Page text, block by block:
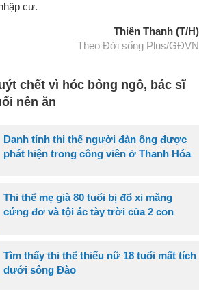
cư.
Thiên Thanh (T/H)
Theo Đời sống Plus/GĐVN
chết vì hóc bỏng ngô, bác sĩ
nên ăn
Danh tính thi thể người đàn ông được
phát hiện trong công viên ở Thanh Hóa
Thi thể mẹ già 80 tuổi bị đổ xi măng
cứng đơ và tội ác tày trời của 2 con
Tìm thấy thi thể thiếu nữ 18 tuổi mất tích
dưới sông Đào